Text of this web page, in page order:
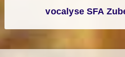
vocalyse SFA